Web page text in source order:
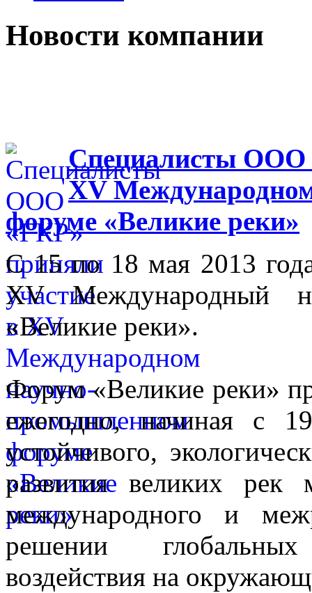
Новости компании
Специалисты ООО
XV
форуме «Великие реки»
С 15 по 18 мая 2013
XV Международный
«Великие реки».
Форум «Великие реки»
ежегодно, начиная с
устойчивого,
развития великих
международного и
решении
воздействия на